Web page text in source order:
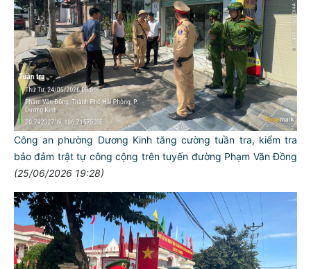
Công an phường Dương Kinh tăng cường tuần tra, kiểm tra
bảo đảm trật tự công cộng trên tuyến đường Phạm Văn Đồng
(25/06/2026 19:28)